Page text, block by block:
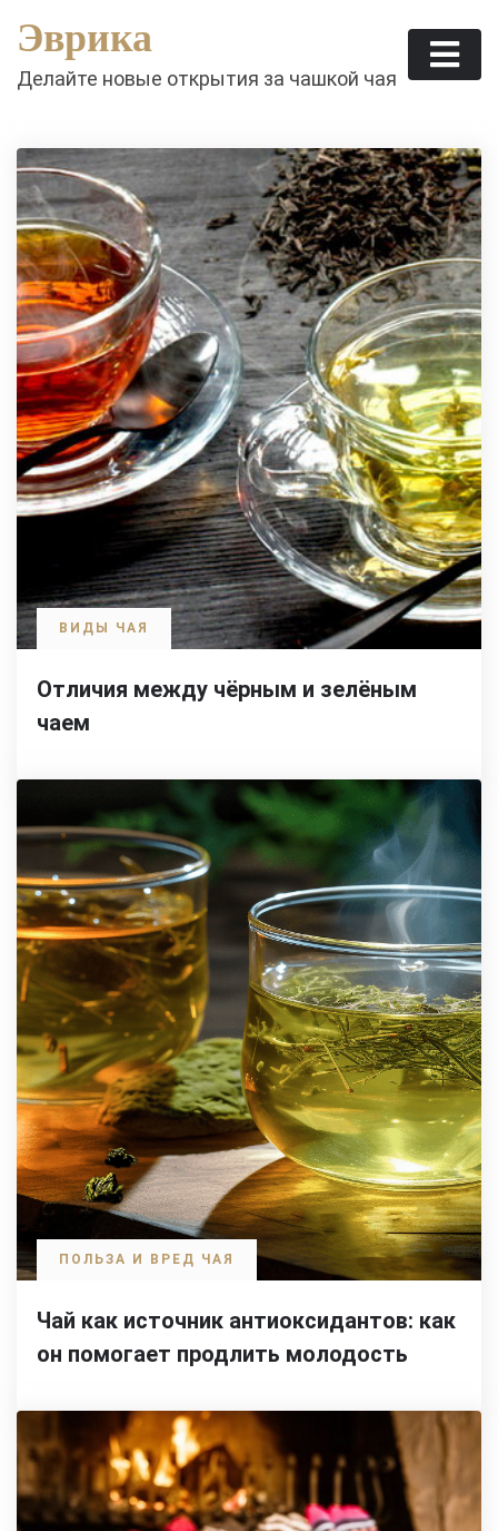
content
Эврика
Делайте новые открытия за чашкой чая
ВИДЫ ЧАЯ
Отличия между чёрным и зелёным
чаем
ПОЛЬЗА И ВРЕД ЧАЯ
Чай как источник антиоксидантов: как
он помогает продлить молодость